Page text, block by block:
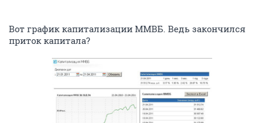
Вот график капитализации ММВБ. Ведь закончился
приток капитала?